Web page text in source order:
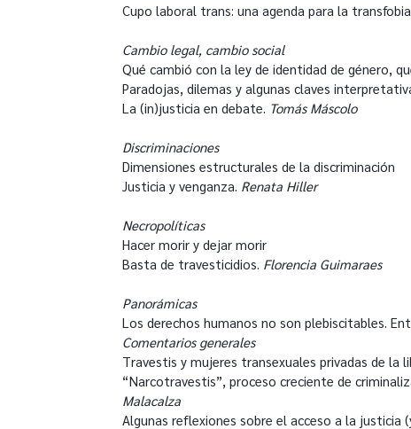
Cupo laboral trans: una agenda para la
Cambio legal, cambio social
Qué cambió con la ley de identidad de género,
Paradojas, dilemas y algunas claves
La (in)justicia en debate. Tomás Máscolo
Discriminaciones
Dimensiones estructurales de la discriminación
Justicia y venganza. Renata Hiller
Necropolíticas
Hacer morir y dejar morir
Basta de travesticidios. Florencia Guimaraes
Panorámicas
Los derechos humanos no son plebiscitables.
Comentarios generales
Travestis y mujeres transexuales privadas de la
“Narcotravestis”, proceso creciente de
Malacalza
Algunas reflexiones sobre el acceso a la justicia